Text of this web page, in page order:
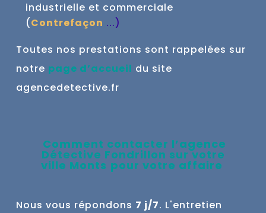
industrielle et commerciale
(Contrefaçon ...)
Toutes nos prestations sont rappelées sur
notre page d’accueil du site
agencedetective.fr
Comment contacter l’agence
Détective Fondrillon sur votre
ville Monts pour votre affaire
Nous vous répondons 7 j/7. L'entretien